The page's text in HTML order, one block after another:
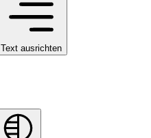
Text ausrichten